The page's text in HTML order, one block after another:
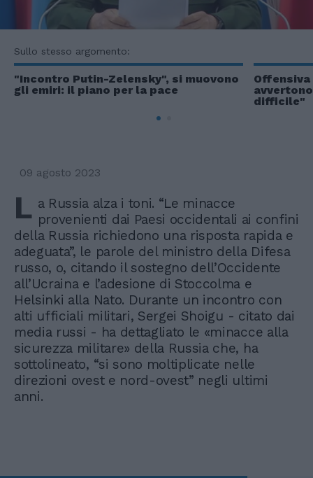
Sullo stesso argomento:
"Incontro Putin-Zelensky", si muovono
gli emiri: il piano per la pace
difficile"
09 agosto 2023
L a Russia alza i toni. “Le minacce
provenienti dai Paesi occidentali ai confini
della Russia richiedono una risposta rapida e
adeguata”, le parole del ministro della Difesa
russo, o, citando il sostegno dell’Occidente
all’Ucraina e l’adesione di Stoccolma e
Helsinki alla Nato. Durante un incontro con
alti ufficiali militari, Sergei Shoigu - citato dai
media russi - ha dettagliato le «minacce alla
sicurezza militare» della Russia che, ha
sottolineato, “si sono moltiplicate nelle
direzioni ovest e nord-ovest” negli ultimi
anni.